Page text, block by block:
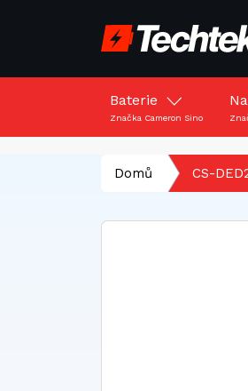
Baterie
Značka Cameron Sino
Domů CS-